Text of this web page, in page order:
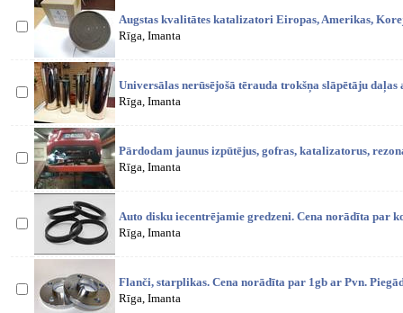
Augstas kvalitātes katalizatori Eiropas, Amerikas,
Rīga, Imanta
Universālas nerūsējošā tērauda trokšņa slāpētāju
Rīga, Imanta
Pārdodam jaunus izpūtējus, gofras, katalizatorus,
Rīga, Imanta
Auto disku iecentrējamie gredzeni. Cena norādīta par
Rīga, Imanta
Flanči, starplikas. Cena norādīta par 1gb ar Pvn.
Rīga, Imanta